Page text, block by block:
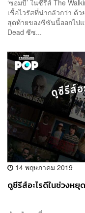
‘ซอมบี้’ ในซีรีส์ The
เชื้อไวรัสที่น่ากลัวกว่า ด้
สุดท้ายของซีซันนี้ออกไป
Dead ซีซ...
14 พฤษภาคม 2019
ดูซีรีส์อะไรดีในช่วงหยุ